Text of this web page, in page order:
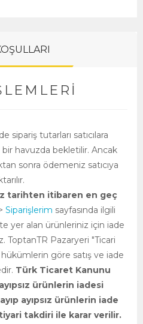
sipariş tutarları satıcılara
havuzda bekletilir. Ancak
sonra ödemeniz satıcıya
tarihten itibaren en geç
Siparişlerim sayfasında ilgili
yer alan ürünleriniz için iade
ToptanTR Pazaryeri "Ticari
göre satış ve iade
Türk Ticaret Kanunu
ürünlerin iadesi
ayıpsız ürünlerin iade
takdiri ile karar verilir.